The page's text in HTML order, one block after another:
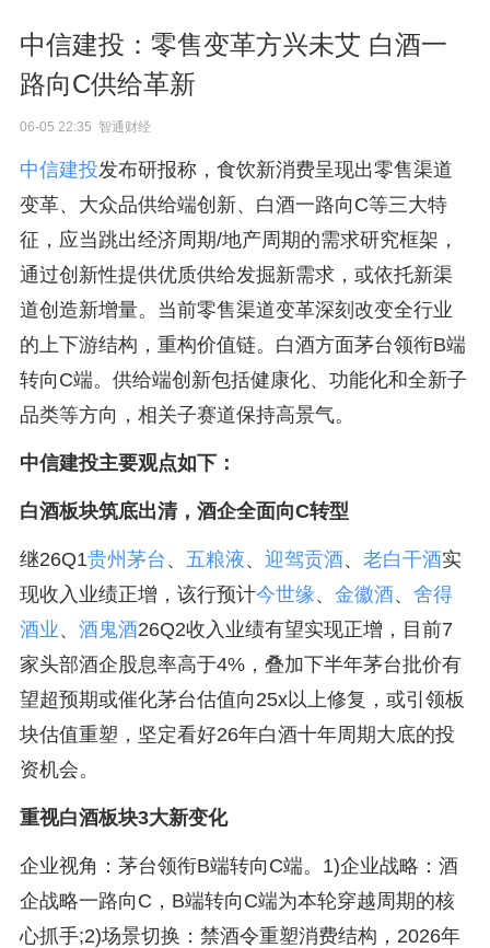
中信建投：零售变革方兴未艾 白酒一
路向C供给革新
06-05 22:35 智通财经
中信建投发布研报称，食饮新消费呈现出零售渠道
变革、大众品供给端创新、白酒一路向C等三大特
征，应当跳出经济周期/地产周期的需求研究框架，
通过创新性提供优质供给发掘新需求，或依托新渠
道创造新增量。当前零售渠道变革深刻改变全行业
的上下游结构，重构价值链。白酒方面茅台领衔B端
转向C端。供给端创新包括健康化、功能化和全新子
品类等方向，相关子赛道保持高景气。
中信建投主要观点如下：
白酒板块筑底出清，酒企全面向C转型
继26Q1贵州茅台 、 五粮液、 迎驾贡酒、 老白干酒实
现收入业绩正增，该行预计今世缘、 金徽酒、 舍得
酒业、 酒鬼酒26Q2收入业绩有望实现正增，目前7
家头部酒企股息率高于4%，叠加下半年茅台批价有
望超预期或催化茅台估值向25x以上修复，或引领板
块估值重塑，坚定看好26年白酒十年周期大底的投
资机会。
重视白酒板块3大新变化
企业视角：茅台领衔B端转向C端。1)企业战略：酒
企战略一路向C，B端转向C端为本轮穿越周期的核
心抓手;2)场景切换：禁酒令重塑消费结构，2026年